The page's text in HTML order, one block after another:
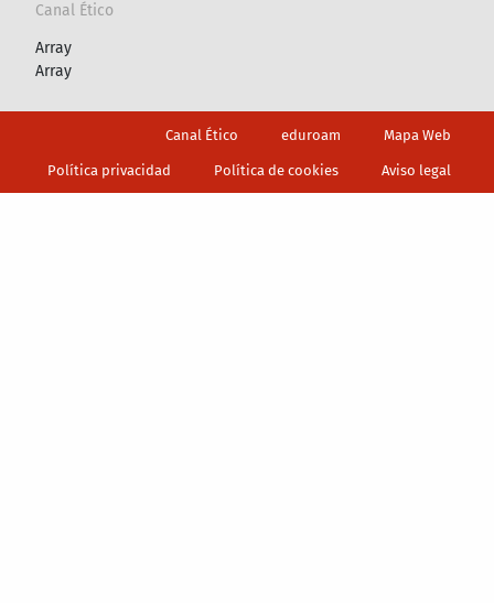
Canal Ético
Array
Array
Canal Ético eduroam Mapa Web
Política privacidad Política de cookies Aviso legal